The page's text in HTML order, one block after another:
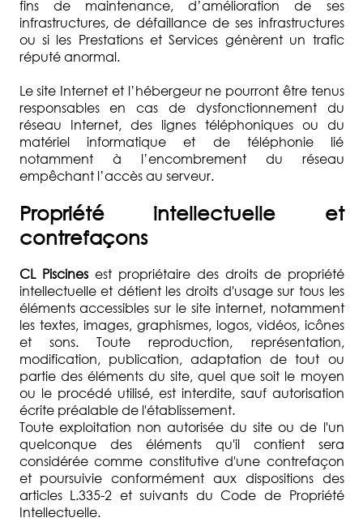
fins de maintenance, d’amélioration de ses
infrastructures, de défaillance de ses infrastructures
ou si les Prestations et Services génèrent un trafic
réputé anormal.
Le site Internet et l’hébergeur ne pourront être tenus
responsables en cas de dysfonctionnement du
réseau Internet, des lignes téléphoniques ou du
matériel informatique et de téléphonie lié
notamment à l’encombrement du réseau
empêchant l’accès au serveur.
Propriété intellectuelle et
contrefaçons
CL Piscinesest propriétaire des droits de propriété
intellectuelle et détient les droits d'usage sur tous les
éléments accessibles sur le site internet, notamment
les textes, images, graphismes, logos, vidéos, icônes
et sons. Toute reproduction, représentation,
modification, publication, adaptation de tout ou
partie des éléments du site, quel que soit le moyen
ou le procédé utilisé, est interdite, sauf autorisation
écrite préalable de l'établissement.
Toute exploitation non autorisée du site ou de l'un
quelconque des éléments qu'il contient sera
considérée comme constitutive d'une contrefaçon
et poursuivie conformément aux dispositions des
articles L.335-2 et suivants du Code de Propriété
Intellectuelle.